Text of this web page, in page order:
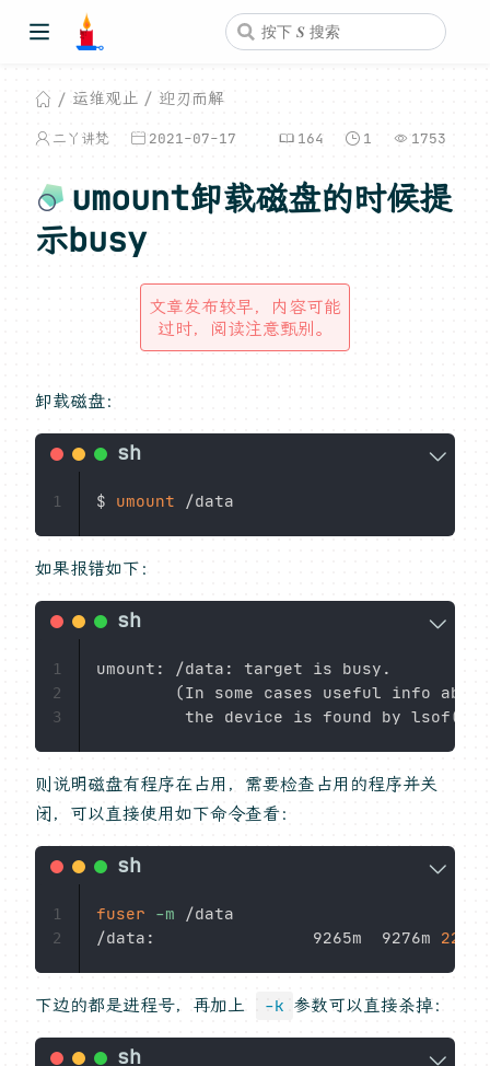
运维观止 迎刃而解
二丫讲梵 2021-07-17 164 1 1753
umount卸载磁盘的时候提
示busy
文章发布较早，内容可能
过时，阅读注意甄别。
卸载磁盘：
$ umount
1
如果报错如下：
umount: /data: target is busy.
(In some cases useful info
         the device is found by lsof
(
1
2
3
则说明磁盘有程序在占用，需要检查占用的程序并关
闭，可以直接使用如下命令查看：
fuser -m /data
/data:                9265m  9276m 22762
1
2
下边的都是进程号，再加上 -k 参数可以直接杀掉：